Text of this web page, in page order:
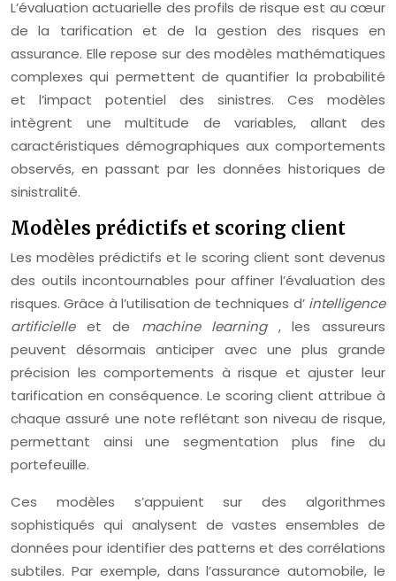
L’évaluation actuarielle des profils de risque est au cœur
de la tarification et de la gestion des risques en
assurance. Elle repose sur des modèles mathématiques
complexes qui permettent de quantifier la probabilité
et l’impact potentiel des sinistres. Ces modèles
intègrent une multitude de variables, allant des
caractéristiques démographiques aux comportements
observés, en passant par les données historiques de
sinistralité.
Modèles prédictifs et scoring client
Les modèles prédictifs et le scoring client sont devenus
des outils incontournables pour affiner l’évaluation des
risques. Grâce à l’utilisation de techniques d’ intelligence
artificielle et de machine learning , les assureurs
peuvent désormais anticiper avec une plus grande
précision les comportements à risque et ajuster leur
tarification en conséquence. Le scoring client attribue à
chaque assuré une note reflétant son niveau de risque,
permettant ainsi une segmentation plus fine du
portefeuille.
Ces modèles s’appuient sur des algorithmes
sophistiqués qui analysent de vastes ensembles de
données pour identifier des patterns et des corrélations
subtiles. Par exemple, dans l’assurance automobile, le